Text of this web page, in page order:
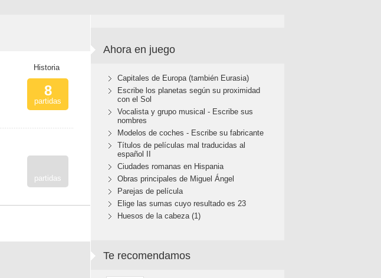
Historia
8
partidas
partidas
Ahora en juego
Capitales de Europa (también Eurasia)
Escribe los planetas según su proximidad
con el Sol
Vocalista y grupo musical - Escribe sus
nombres
Modelos de coches - Escribe su fabricante
Títulos de películas mal traducidas al
español II
Ciudades romanas en Hispania
Obras principales de Miguel Ángel
Parejas de película
Elige las sumas cuyo resultado es 23
Huesos de la cabeza (1)
Te recomendamos